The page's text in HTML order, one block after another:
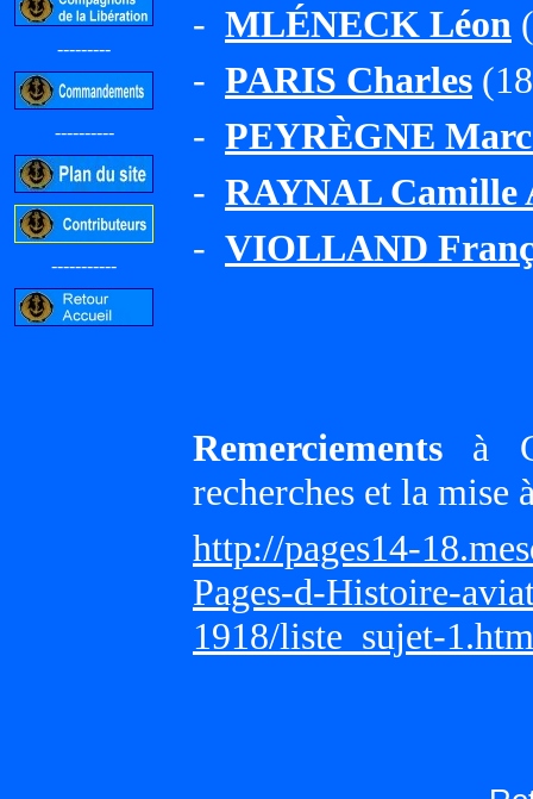
---------
----------
-----------
- MLÉNECK Léon
- PARIS Charles
- PEYRÈGNE
- RAYNAL Camille
- VIOLLAND
Remerciements à
recherches et la mise
http://pages14-
Pages-d-Histoire-
1918/liste_sujet-1.htm